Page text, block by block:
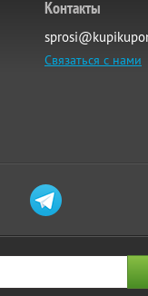
Контакты
Связаться с нами